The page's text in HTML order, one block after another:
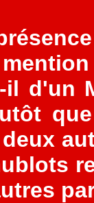
il d'un